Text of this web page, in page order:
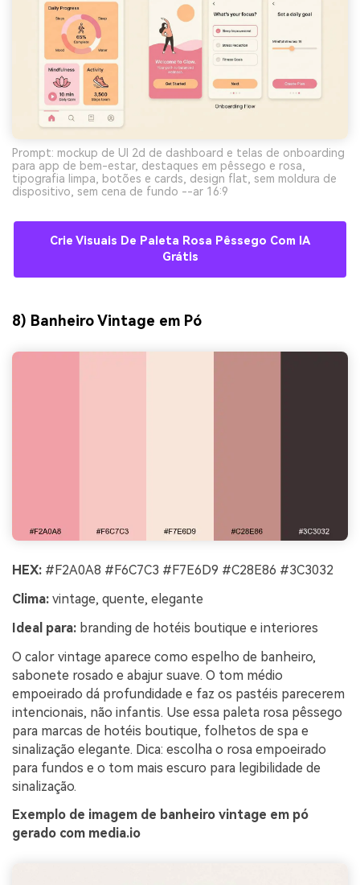
Prompt: mockup de UI 2d de dashboard e telas de onboarding
para app de bem-estar, destaques em pêssego e rosa,
tipografia limpa, botões e cards, design flat, sem moldura de
dispositivo, sem cena de fundo --ar 16:9
Crie Visuais De Paleta Rosa Pêssego Com IA
Grátis
8) Banheiro Vintage em Pó
HEX: #F2A0A8 #F6C7C3 #F7E6D9 #C28E86 #3C3032
Clima: vintage, quente, elegante
Ideal para: branding de hotéis boutique e interiores
O calor vintage aparece como espelho de banheiro,
sabonete rosado e abajur suave. O tom médio
empoeirado dá profundidade e faz os pastéis parecerem
intencionais, não infantis. Use essa paleta rosa pêssego
para marcas de hotéis boutique, folhetos de spa e
sinalização elegante. Dica: escolha o rosa empoeirado
para fundos e o tom mais escuro para legibilidade de
sinalização.
Exemplo de imagem de banheiro vintage em pó
gerado com media.io